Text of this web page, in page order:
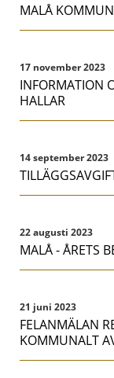
MALÅ
17 november 2023
INFORMATION
HALLAR
14 september 2023
22 augusti 2023
MALÅ - ÅRETS
21 juni 2023
FELANMÄLAN
KOMMUNALT